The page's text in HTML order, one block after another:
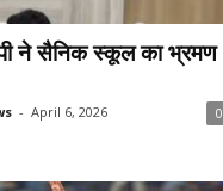
ने सैनिक स्कूल का भ्रमण
- April 6, 2026 0